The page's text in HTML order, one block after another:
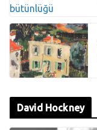
David Hockney